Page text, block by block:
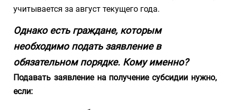
учитывается за август текущего года.
Однако есть граждане, которым
необходимо подать заявление в
обязательном порядке. Кому именно?
Подавать заявление на получение субсидии нужно,
если: